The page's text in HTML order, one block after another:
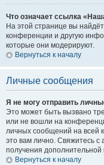
Что означает ссылка
На этой странице вы
конференции и другую
которые они модерируют.
Вернуться к началу
Личные сообщения
Я не могу отправить
Это может быть вызвано
или не вошли на
личных сообщений на всей
это вам лично. Свяжитесь
получения
Вернуться к началу